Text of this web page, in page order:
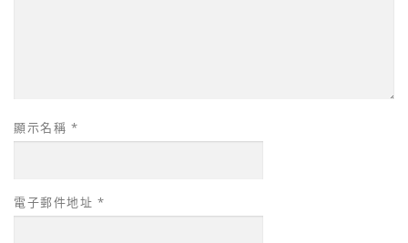
顯示名稱 *
電子郵件地址 *